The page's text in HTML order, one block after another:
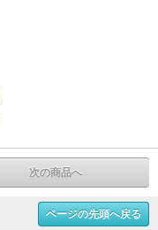
次の商品へ
ページの先頭へ戻る